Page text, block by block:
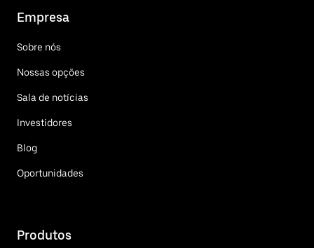
Empresa
Sobre nós
Nossas opções
Sala de notícias
Investidores
Blog
Oportunidades
Produtos